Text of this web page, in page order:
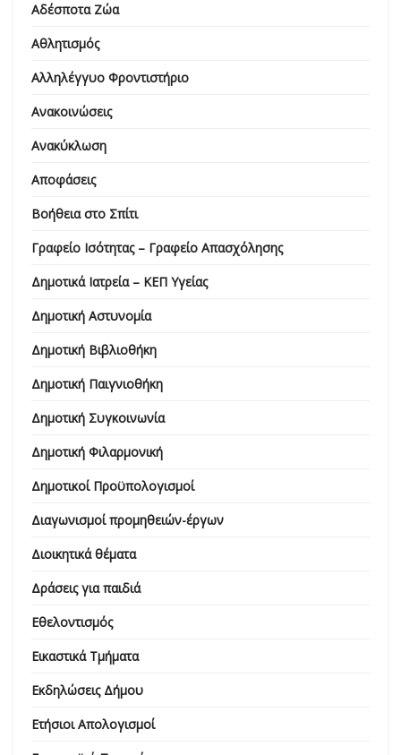
Αδέσποτα Ζώα
Αθλητισμός
Αλληλέγγυο Φροντιστήριο
Ανακοινώσεις
Ανακύκλωση
Αποφάσεις
Βοήθεια στο Σπίτι
Γραφείο Ισότητας – Γραφείο Απασχόλησης
Δημοτικά Ιατρεία – ΚΕΠ Υγείας
Δημοτική Αστυνομία
Δημοτική Βιβλιοθήκη
Δημοτική Παιγνιοθήκη
Δημοτική Συγκοινωνία
Δημοτική Φιλαρμονική
Δημοτικοί Προϋπολογισμοί
Διαγωνισμοί προμηθειών-έργων
Διοικητικά θέματα
Δράσεις για παιδιά
Εθελοντισμός
Εικαστικά Τμήματα
Εκδηλώσεις Δήμου
Ετήσιοι Απολογισμοί